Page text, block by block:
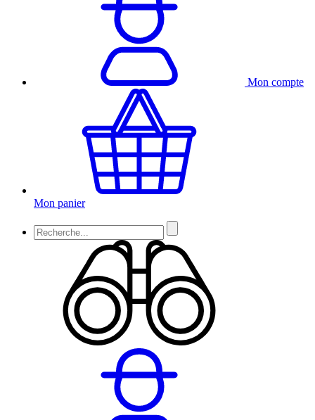
Mon compte
Mon panier